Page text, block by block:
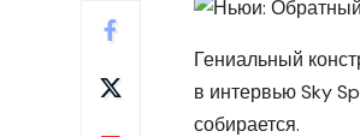
Гениальный
в интервью Sky
собирается.